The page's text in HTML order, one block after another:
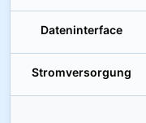
Dateninterface
Stromversorgung